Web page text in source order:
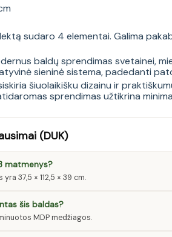
sudaro 4 elementai. Galima
baldų sprendimas svetainei,
sieninė sistema, padedanti
šiuolaikišku dizainu ir
sprendimas užtikrina
(DUK)
matmenys?
37,5 × 112,5 × 39 cm.
šis baldas?
MDP medžiagos.